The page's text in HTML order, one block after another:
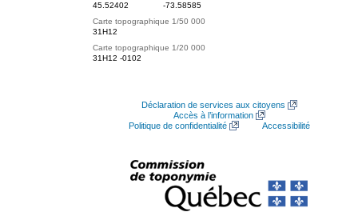
45.52402
-73.58585
Carte topographique 1/50 000
31H12
Carte topographique 1/20 000
31H12 -0102
Déclaration de services aux citoyens
Accès à l’information
Politique de confidentialité
Accessibilité